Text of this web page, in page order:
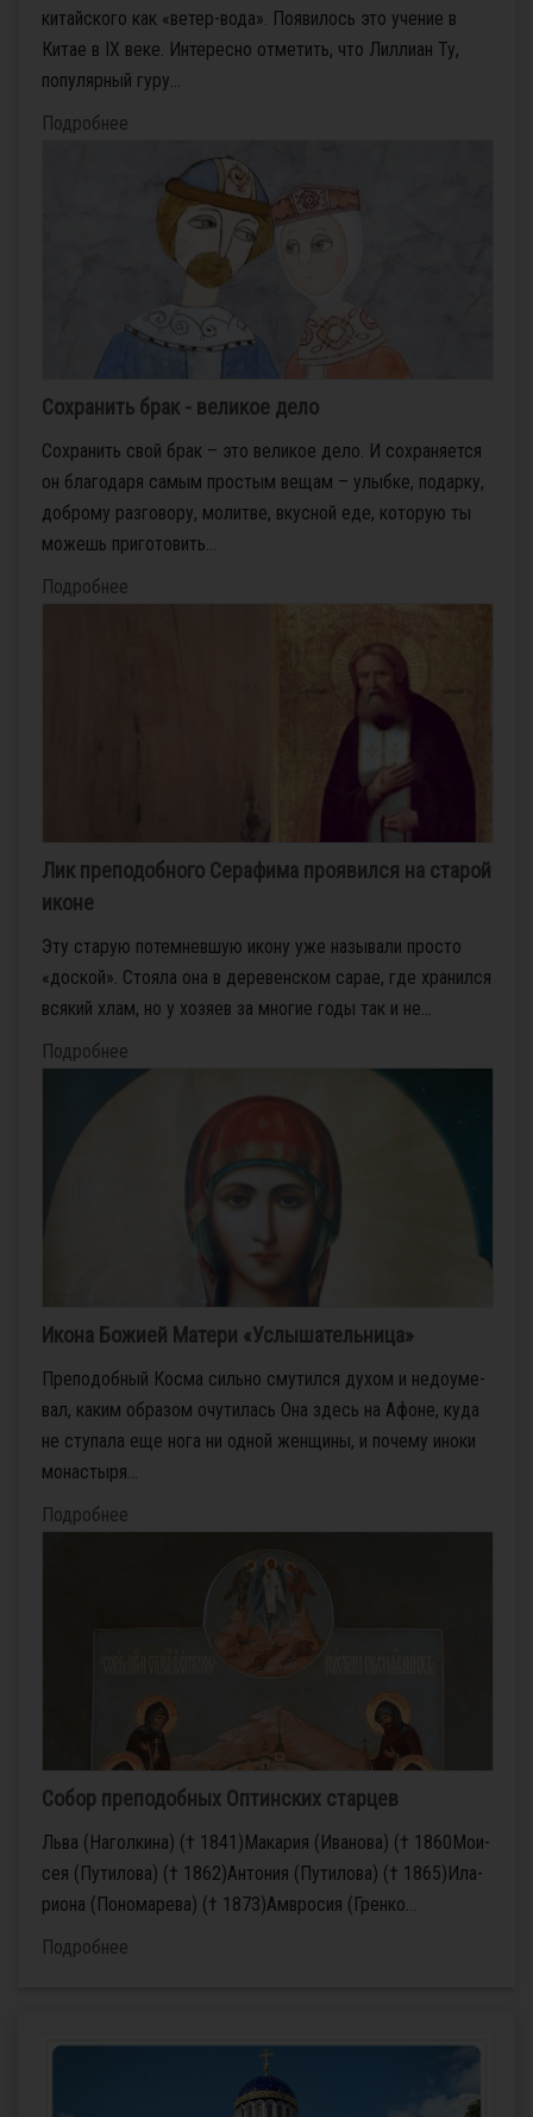
китайского как «ветер-вода». Появилось это учение в
Китае в IX веке. Интересно отметить, что Лиллиан Ту,
популярный гуру...
Подробнее
Сохранить брак - великое дело
Сохранить свой брак – это великое дело. И сохраняется
он благодаря самым простым вещам – улыбке, подарку,
доброму разговору, молитве, вкусной еде, которую ты
можешь приготовить...
Подробнее
Лик преподобного Серафима проявился на старой
иконе
Эту старую потемневшую икону уже называли просто
«доской». Стояла она в деревенском сарае, где хранился
всякий хлам, но у хозяев за многие годы так и не...
Подробнее
Икона Божией Матери «Услышательница»
Пре­по­доб­ный Кос­ма силь­но сму­тил­ся ду­хом и недо­уме­
вал, ка­ким об­ра­зом очу­ти­лась Она здесь на Афоне, ку­да
не сту­па­ла еще но­га ни од­ной жен­щи­ны, и по­че­му ино­ки
мо­на­сты­ря...
Подробнее
Собор преподобных Оптинских старцев
Льва (Наголкина) († 1841)Ма­ка­рия (Иванова) († 1860Мо­и­
сея (Путилова) († 1862)Ан­то­ния (Путилова) († 1865)Ила­
ри­о­на (Пономарева) († 1873)Ам­вро­сия (Гренко...
Подробнее